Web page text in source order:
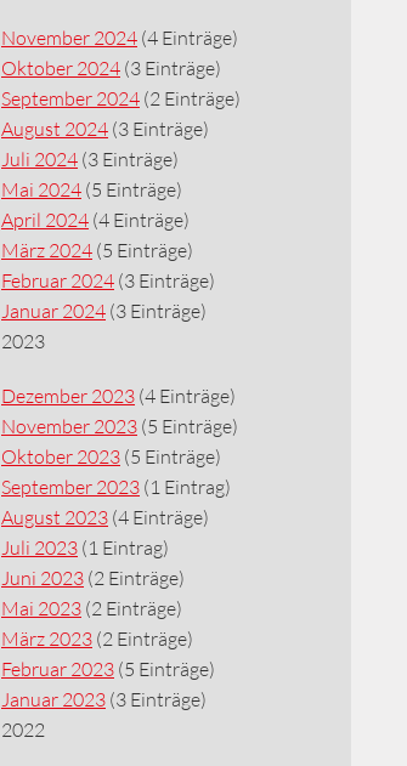
November 2024 (4 Einträge)
Oktober 2024 (3 Einträge)
September 2024 (2 Einträge)
August 2024 (3 Einträge)
Juli 2024 (3 Einträge)
Mai 2024 (5 Einträge)
April 2024 (4 Einträge)
März 2024 (5 Einträge)
Februar 2024 (3 Einträge)
Januar 2024 (3 Einträge)
2023
Dezember 2023 (4 Einträge)
November 2023 (5 Einträge)
Oktober 2023 (5 Einträge)
September 2023 (1 Eintrag)
August 2023 (4 Einträge)
Juli 2023 (1 Eintrag)
Juni 2023 (2 Einträge)
Mai 2023 (2 Einträge)
März 2023 (2 Einträge)
Februar 2023 (5 Einträge)
Januar 2023 (3 Einträge)
2022